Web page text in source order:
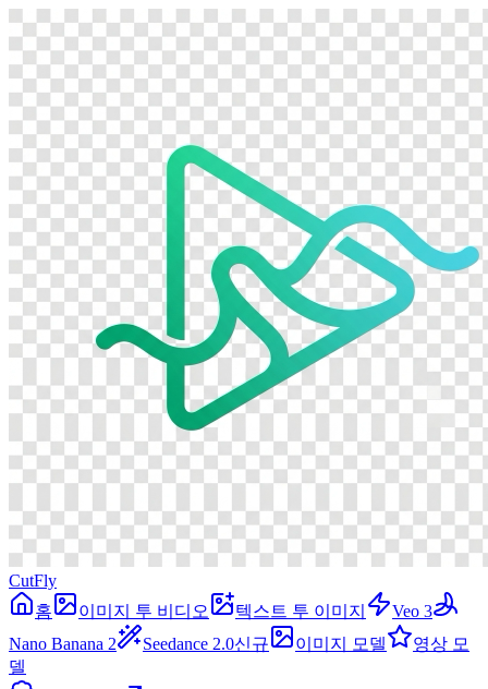
CutFly
홈
이미지 투 비디오 텍스트 투 이미지
Veo 3
Nano Banana 2
Seedance 2.0신규 이미지 모델
영상 모
델